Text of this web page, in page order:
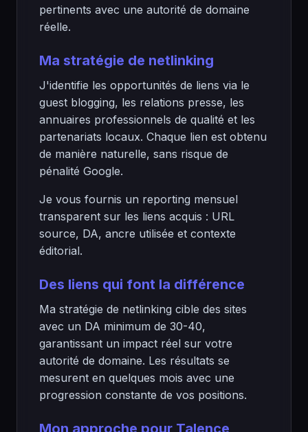
pertinents avec une autorité de domaine
réelle.
Ma stratégie de netlinking
J'identifie les opportunités de liens via le
guest blogging, les relations presse, les
annuaires professionnels de qualité et les
partenariats locaux. Chaque lien est obtenu
de manière naturelle, sans risque de
pénalité Google.
Je vous fournis un reporting mensuel
transparent sur les liens acquis : URL
source, DA, ancre utilisée et contexte
éditorial.
Des liens qui font la différence
Ma stratégie de netlinking cible des sites
avec un DA minimum de 30-40,
garantissant un impact réel sur votre
autorité de domaine. Les résultats se
mesurent en quelques mois avec une
progression constante de vos positions.
Mon approche pour Talence